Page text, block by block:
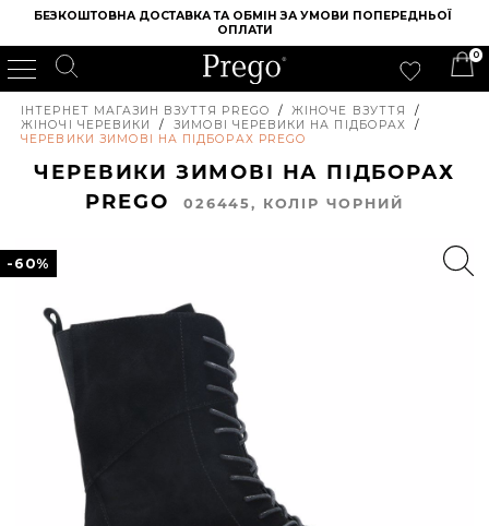
БЕЗКОШТОВНА ДОСТАВКА ТА ОБМІН ЗА УМОВИ ПОПЕРЕДНЬОЇ
ОПЛАТИ
0
ІНТЕРНЕТ МАГАЗИН ВЗУТТЯ PREGO / ЖІНОЧЕ ВЗУТТЯ
/
ЖІНОЧІ ЧЕРЕВИКИ
/ ЗИМОВІ ЧЕРЕВИКИ НА ПІДБОРАХ
/
ЧЕРЕВИКИ ЗИМОВІ НА ПІДБОРАХ PREGO
ЧЕРЕВИКИ ЗИМОВІ НА ПІДБОРАХ
PREGO026445, КОЛIР ЧОРНИЙ
-60%